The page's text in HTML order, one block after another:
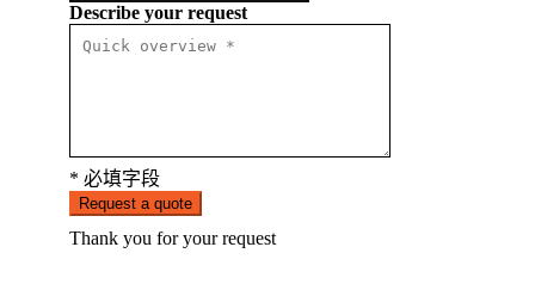
Describe your request
* 必填字段
Request a quote
Thank you for your request